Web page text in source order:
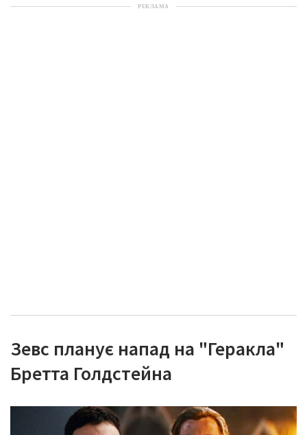
РЕКЛАМА
Зевс планує напад на "Геракла"
Бретта Голдстейна